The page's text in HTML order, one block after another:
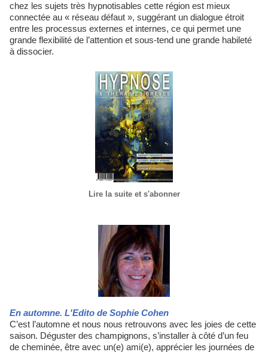
chez les sujets très hypnotisables cette région est mieux
connectée au « réseau défaut », suggérant un dialogue étroit
entre les processus externes et internes, ce qui permet une
grande flexibilité de l’attention et sous-tend une grande habileté
à dissocier.
Lire la suite et s'abonner
En automne. L'Edito de Sophie Cohen
C’est l’automne et nous nous retrouvons avec les joies de cette
saison. Déguster des champignons, s’installer à côté d’un feu
de cheminée, être avec un(e) ami(e), apprécier les journées de